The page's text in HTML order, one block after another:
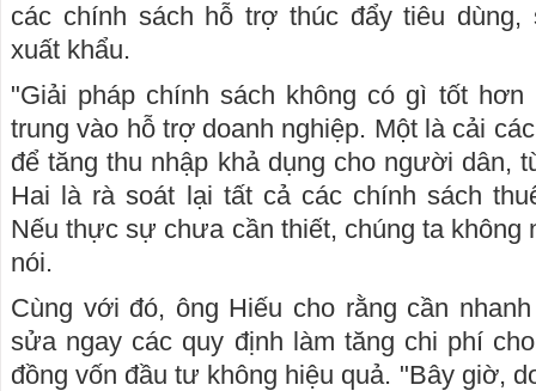
các chính sách hỗ trợ thúc đẩy tiêu dùng,
xuất khẩu.
"Giải pháp chính sách không có gì tốt
trung vào hỗ trợ doanh nghiệp. Một là cải
để tăng thu nhập khả dụng cho người dân,
Hai là rà soát lại tất cả các chính sách
Nếu thực sự chưa cần thiết, chúng ta không
nói.
Cùng với đó, ông Hiếu cho rằng cần
sửa ngay các quy định làm tăng chi phí
đồng vốn đầu tư không hiệu quả. "Bây giờ,